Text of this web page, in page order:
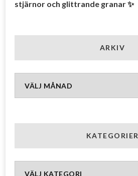
stjärnor och glittrande granar ✨
ARKIV
Arkiv
KATEGORIER
Kategorier